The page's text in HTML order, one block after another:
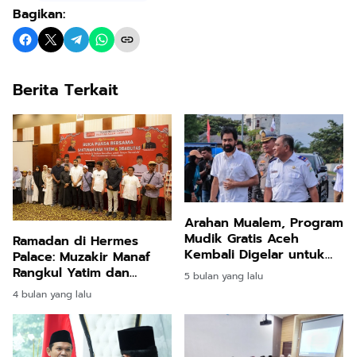
Bagikan:
Berita Terkait
Ramadan di Hermes
Palace: Muzakir Manaf
Rangkul Yatim dan
Difabel, Teguhkan
Semangat Kebersamaan
Aceh
4 bulan yang lalu
Arahan Mualem, Program
Mudik Gratis Aceh
Kembali Digelar untuk
Masyarakat Terdampak
5 bulan yang lalu